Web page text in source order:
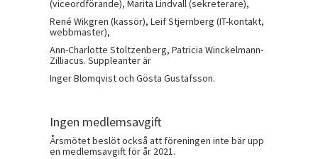
(viceordförande), Marita Lindvall (sekreterare),
René Wikgren (kassör), Leif Stjernberg (IT-kontakt,
webbmaster),
Ann-Charlotte Stoltzenberg, Patricia Winckelmann-
Zilliacus. Suppleanter är
Inger Blomqvist och Gösta Gustafsson.
Ingen medlemsavgift
Årsmötet beslöt också att föreningen inte bär upp
en medlemsavgift för år 2021.